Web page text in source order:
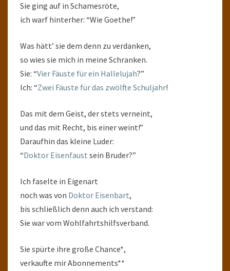
Sie ging auf in Schamesröte,
ich warf hinterher: “Wie Goethe!”
Was hätt’ sie dem denn zu verdanken,
so wies sie mich in meine Schranken.
Sie: “Vier Fäuste für ein Hallelujah?”
Ich: “Zwei Fäuste für das zwölfte Schuljahr!
Das mit dem Geist, der stets verneint,
und das mit Recht, bis einer weint!”
Daraufhin das kleine Luder:
“Doktor Eisenfaust sein Bruder?”
Ich faselte in Eigenart
noch was von Doktor Eisenbart,
bis schließlich denn auch ich verstand:
Sie war vom Wohlfahrtshilfsverband.
Sie spürte ihre große Chance*,
verkaufte mir Abonnements**